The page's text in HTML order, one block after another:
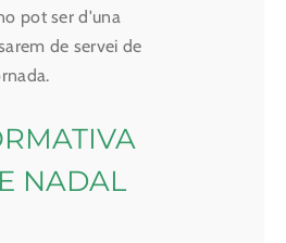
pot ser d'una
de servei de
NADAL